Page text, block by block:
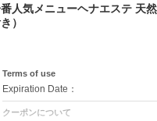
ヘナカラーとオリジナルトリートメ
す。人気メニューヘナエステ 天
）
Terms of use
Expiration Date：
クーポンについて